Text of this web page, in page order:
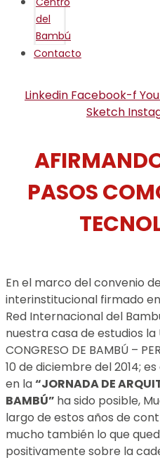
del
Bambú
Contacto
Linkedin Facebook-f
Sketch
PASOS
En el marco del convenio
interinstitucional firmado
Red Internacional del
nuestra casa de estudios la
CONGRESO DE BAMBÚ –
10 de diciembre del 2014;
en la“JORNADA DE
BAMBÚ” ha sido posible,
largo de estos años de
mucho también lo que
positivamente sobre la